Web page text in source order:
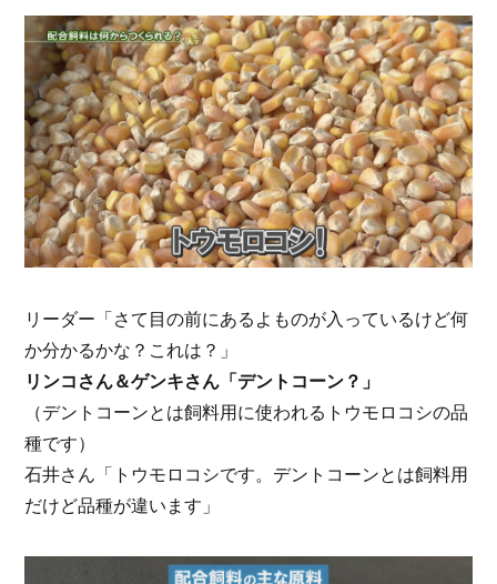
リーダー「さて目の前にあるよものが入っているけど何
か分かるかな？これは？」
リンコさん＆ゲンキさん「デントコーン？」
（デントコーンとは飼料用に使われるトウモロコシの品
種です）
石井さん「トウモロコシです。デントコーンとは飼料用
だけど品種が違います」